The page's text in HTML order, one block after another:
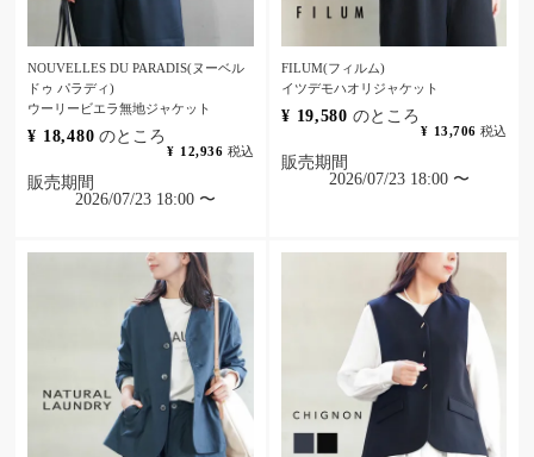
NOUVELLES DU PARADIS(ヌーベル
ドゥ パラディ)
ウーリービエラ無地ジャケット
¥ 18,480 のところ
¥ 12,936 税込
販売期間
2026/07/23 18:00 〜
FILUM(フィルム)
イツデモハオリジャケット
¥ 19,580 のところ
¥ 13,706 税込
販売期間
2026/07/23 18:00 〜